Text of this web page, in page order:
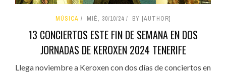
MÚSICA MIÉ, 30/10/24 BY [AUTHOR]
13 CONCIERTOS ESTE FIN DE SEMANA EN DOS
JORNADAS DE KEROXEN 2024 TENERIFE
Llega noviembre a Keroxen con dos días de conciertos en